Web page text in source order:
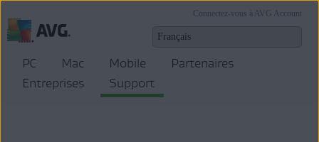
Connectez-vous à AVG Account
PC Mac Mobile
Partenaires
Entreprises
Support